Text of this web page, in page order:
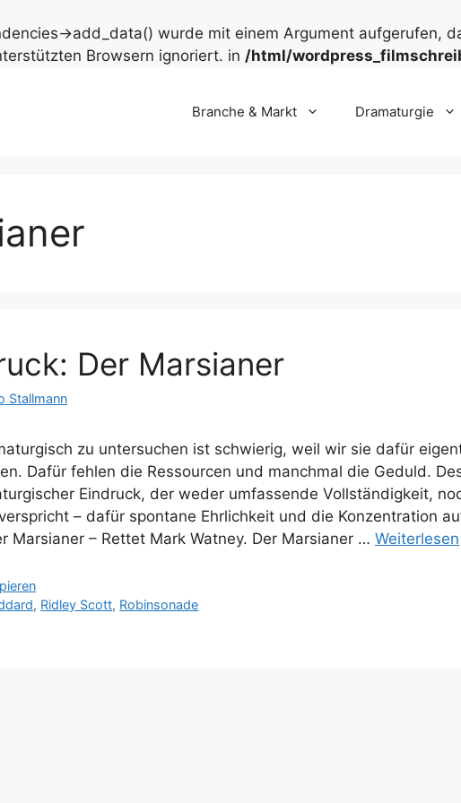
>add_data() wurde mit einem Argument aufgerufen,
Browsern ignoriert. in /html/
Branche & Markt Dramaturgie
Der Marsianer
Stallmann
zu untersuchen ist schwierig, weil wir sie dafür
Dafür fehlen die Ressourcen und manchmal die Geduld.
Eindruck, der weder umfassende Vollständigkeit,
– dafür spontane Ehrlichkeit und die Konzentration
Marsianer – Rettet Mark Watney. Der Marsianer … Weiterlesen
, Ridley Scott, Robinsonade